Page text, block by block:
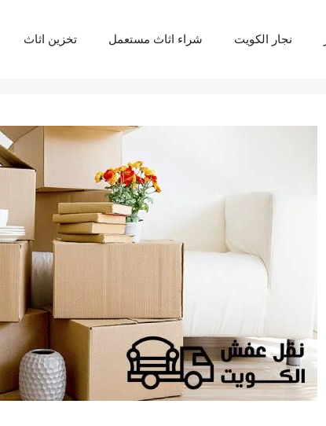
نجار الكويت شراء اثاث مستعمل تخزين اثاث